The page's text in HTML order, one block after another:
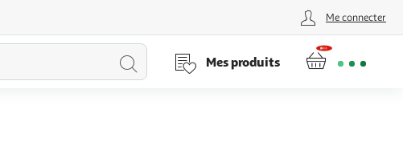
Me connecter
Lancer
Mes produits